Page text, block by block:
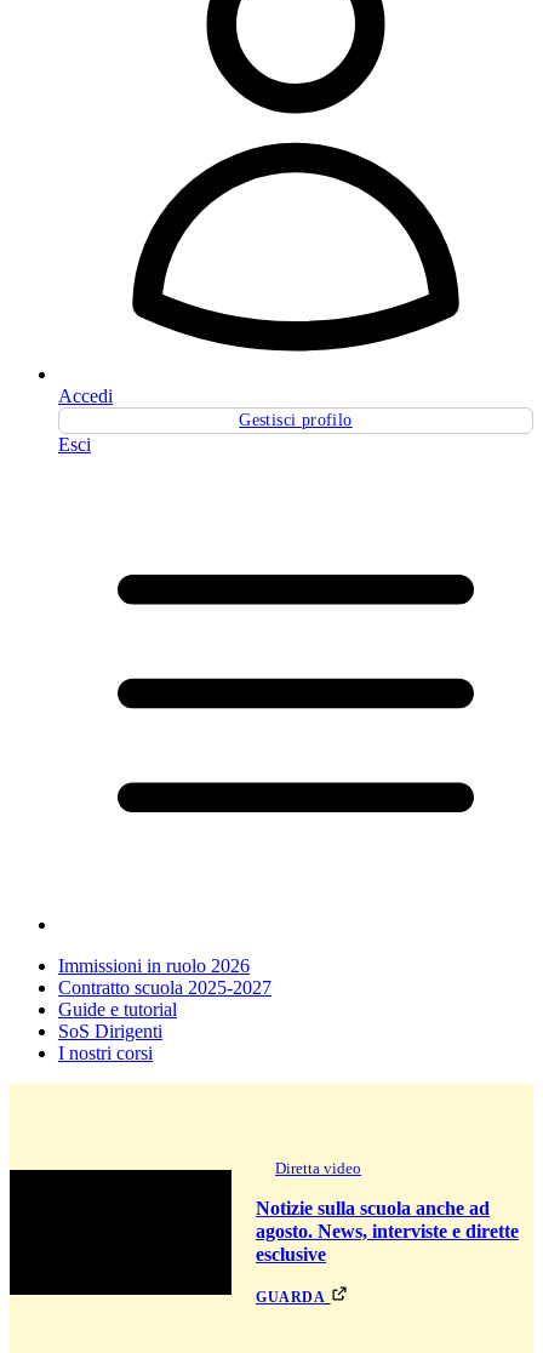
Accedi
Gestisci profilo
Esci
Immissioni in ruolo 2026
Contratto scuola 2025-2027
Guide e tutorial
SoS Dirigenti
I nostri corsi
Diretta video
Notizie sulla scuola anche ad
agosto. News, interviste e dirette
esclusive
guarda